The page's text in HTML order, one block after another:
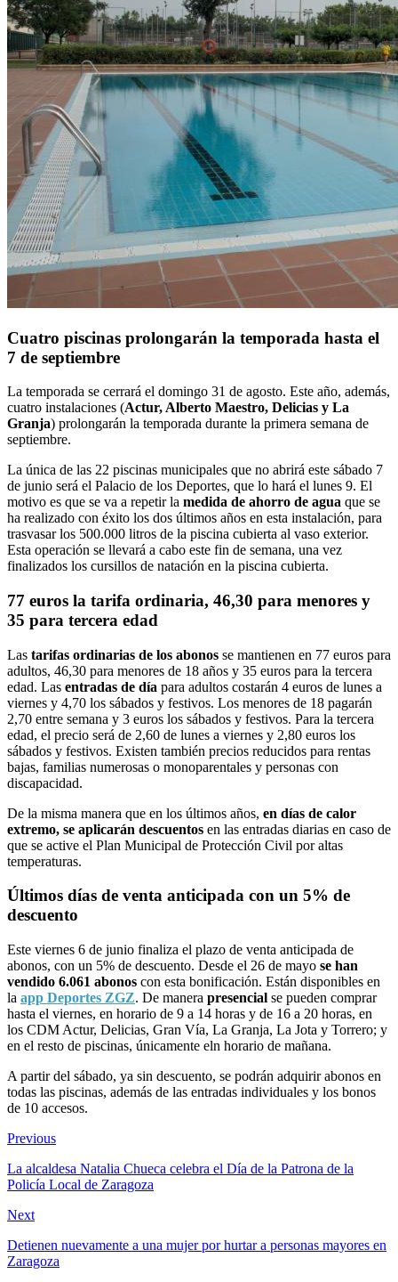
Cuatro piscinas prolongarán la temporada hasta el
7 de septiembre
La temporada se cerrará el domingo 31 de agosto. Este año, además,
cuatro instalaciones (Actur, Alberto Maestro, Delicias y La
Granja) prolongarán la temporada durante la primera semana de
septiembre.
La única de las 22 piscinas municipales que no abrirá este sábado 7
de junio será el Palacio de los Deportes, que lo hará el lunes 9. El
motivo es que se va a repetir la medida de ahorro de agua que se
ha realizado con éxito los dos últimos años en esta instalación, para
trasvasar los 500.000 litros de la piscina cubierta al vaso exterior.
Esta operación se llevará a cabo este fin de semana, una vez
finalizados los cursillos de natación en la piscina cubierta.
77 euros la tarifa ordinaria, 46,30 para menores y
35 para tercera edad
Las tarifas ordinarias de los abonos se mantienen en 77 euros para
adultos, 46,30 para menores de 18 años y 35 euros para la tercera
edad. Las entradas de día para adultos costarán 4 euros de lunes a
viernes y 4,70 los sábados y festivos. Los menores de 18 pagarán
2,70 entre semana y 3 euros los sábados y festivos. Para la tercera
edad, el precio será de 2,60 de lunes a viernes y 2,80 euros los
sábados y festivos. Existen también precios reducidos para rentas
bajas, familias numerosas o monoparentales y personas con
discapacidad.
De la misma manera que en los últimos años, en días de calor
extremo, se aplicarán descuentos en las entradas diarias en caso de
que se active el Plan Municipal de Protección Civil por altas
temperaturas.
Últimos días de venta anticipada con un 5% de
descuento
Este viernes 6 de junio finaliza el plazo de venta anticipada de
abonos, con un 5% de descuento. Desde el 26 de mayo se han
vendido 6.061 abonos con esta bonificación. Están disponibles en
la app Deportes ZGZ. De manera presencial se pueden comprar
hasta el viernes, en horario de 9 a 14 horas y de 16 a 20 horas, en
los CDM Actur, Delicias, Gran Vía, La Granja, La Jota y Torrero; y
en el resto de piscinas, únicamente eln horario de mañana.
A partir del sábado, ya sin descuento, se podrán adquirir abonos en
todas las piscinas, además de las entradas individuales y los bonos
de 10 accesos.
Previous
La alcaldesa Natalia Chueca celebra el Día de la Patrona de la
Policía Local de Zaragoza
Next
Detienen nuevamente a una mujer por hurtar a personas mayores en
Zaragoza